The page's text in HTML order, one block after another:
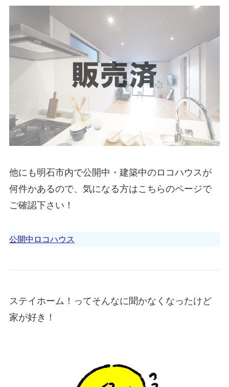
他にも明石市内で公開中・建築中のロコハウスが
何件かあるので、気になる方はこちらのページで
ご確認下さい！
公開中ロコハウス
ステイホーム！ってそんなに聞かなくなったけど
家が好き！